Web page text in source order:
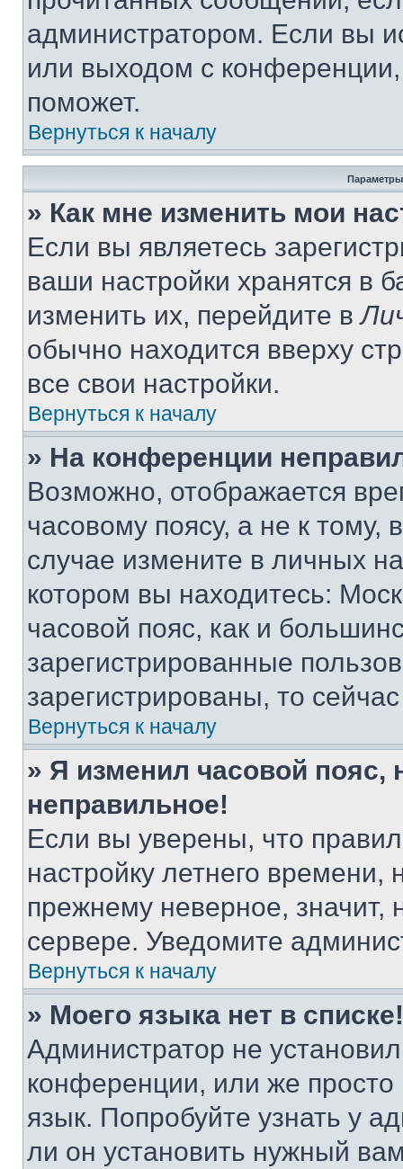
администратором. Если вы
или выходом с
поможет.
Вернуться к началу
Параметры
» Как мне изменить мои
Если вы являетесь
ваши настройки хранятся в
изменить их, перейдите в
обычно находится вверху
все свои настройки.
Вернуться к началу
» На конференции
Возможно, отображается
часовому поясу, а не к тому,
случае измените в личных
котором вы находитесь:
часовой пояс, как и
зарегистрированные
зарегистрированы, то
Вернуться к началу
» Я изменил часовой пояс,
неправильное!
Если вы уверены, что
настройку летнего
прежнему неверное, значит,
сервере. Уведомите
Вернуться к началу
» Моего языка нет в списке!
Администратор не
конференции, или же
язык. Попробуйте узнать у
ли он установить нужный